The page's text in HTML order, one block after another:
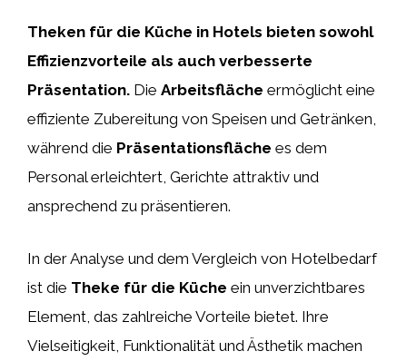
Theken für die Küche in Hotels bieten sowohl
Effizienzvorteile als auch verbesserte
Präsentation. Die Arbeitsfläche ermöglicht eine
effiziente Zubereitung von Speisen und Getränken,
während die Präsentationsfläche es dem
Personal erleichtert, Gerichte attraktiv und
ansprechend zu präsentieren.
In der Analyse und dem Vergleich von Hotelbedarf
ist die Theke für die Küche ein unverzichtbares
Element, das zahlreiche Vorteile bietet. Ihre
Vielseitigkeit, Funktionalität und Ästhetik machen